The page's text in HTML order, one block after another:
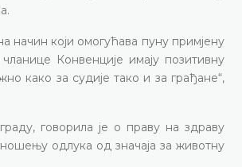
начин који омогућава пуну примјену
Конвенције имају позитивну
како за судије тако и за грађане“,
говорила је о праву на здраву
одлука од значаја за животну